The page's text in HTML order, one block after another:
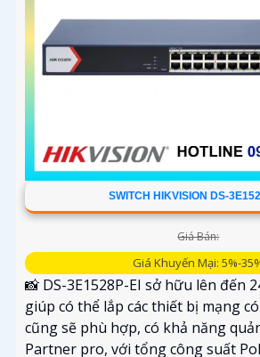
SWITCH HIKVISION DS-
Giá Bán:
Giá Khuyến Mại: 5%-
📸 DS-3E1528P-EI sở hữu lên đến
giúp có thể lắp các thiết bị mạng
cũng sẽ phù hợp, có khả năng
Partner pro, với tổng công suất